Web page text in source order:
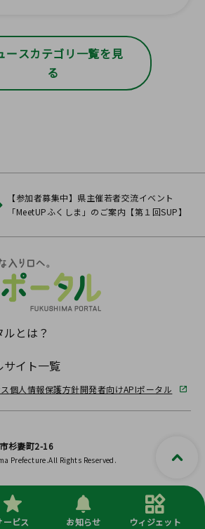
ースカテゴリ一覧を見
る
【参加者募集中】県主催若者交流イベント
「MeetUPふくしま」のご案内【第１回SUP】
とは？
サイト一覧
個人情報保護方針開発者向けAPIポータル
杉妻町2-16
Prefecture.All Rights Reserved.
ービス お知らせ ウィジェット